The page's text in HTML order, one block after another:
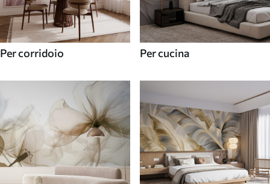
Per corridoio Per cucina